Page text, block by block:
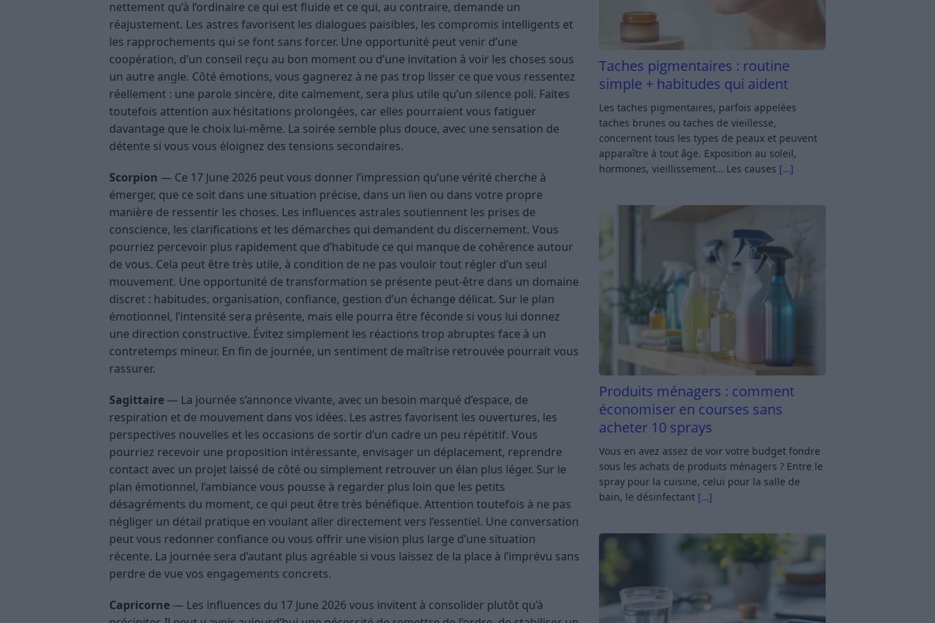
nettement qu’à l’ordinaire ce qui est fluide et ce qui, au contraire, demande un
réajustement. Les astres favorisent les dialogues paisibles, les compromis intelligents et
les rapprochements qui se font sans forcer. Une opportunité peut venir d’une
coopération, d’un conseil reçu au bon moment ou d’une invitation à voir les choses sous
un autre angle. Côté émotions, vous gagnerez à ne pas trop lisser ce que vous ressentez
réellement : une parole sincère, dite calmement, sera plus utile qu’un silence poli. Faites
toutefois attention aux hésitations prolongées, car elles pourraient vous fatiguer
davantage que le choix lui-même. La soirée semble plus douce, avec une sensation de
détente si vous vous éloignez des tensions secondaires.
Scorpion — Ce 17 June 2026 peut vous donner l’impression qu’une vérité cherche à
émerger, que ce soit dans une situation précise, dans un lien ou dans votre propre
manière de ressentir les choses. Les influences astrales soutiennent les prises de
conscience, les clarifications et les démarches qui demandent du discernement. Vous
pourriez percevoir plus rapidement que d’habitude ce qui manque de cohérence autour
de vous. Cela peut être très utile, à condition de ne pas vouloir tout régler d’un seul
mouvement. Une opportunité de transformation se présente peut-être dans un domaine
discret : habitudes, organisation, confiance, gestion d’un échange délicat. Sur le plan
émotionnel, l’intensité sera présente, mais elle pourra être féconde si vous lui donnez
une direction constructive. Évitez simplement les réactions trop abruptes face à un
contretemps mineur. En fin de journée, un sentiment de maîtrise retrouvée pourrait vous
rassurer.
Sagittaire — La journée s’annonce vivante, avec un besoin marqué d’espace, de
respiration et de mouvement dans vos idées. Les astres favorisent les ouvertures, les
perspectives nouvelles et les occasions de sortir d’un cadre un peu répétitif. Vous
pourriez recevoir une proposition intéressante, envisager un déplacement, reprendre
contact avec un projet laissé de côté ou simplement retrouver un élan plus léger. Sur le
plan émotionnel, l’ambiance vous pousse à regarder plus loin que les petits
désagréments du moment, ce qui peut être très bénéfique. Attention toutefois à ne pas
négliger un détail pratique en voulant aller directement vers l’essentiel. Une conversation
peut vous redonner confiance ou vous offrir une vision plus large d’une situation
récente. La journée sera d’autant plus agréable si vous laissez de la place à l’imprévu sans
perdre de vue vos engagements concrets.
Capricorne — Les influences du 17 June 2026 vous invitent à consolider plutôt qu’à
Taches pigmentaires : routine
simple + habitudes qui aident
Les taches pigmentaires, parfois appelées
taches brunes ou taches de vieillesse,
concernent tous les types de peaux et peuvent
apparaître à tout âge. Exposition au soleil,
hormones, vieillissement… Les causes […]
Produits ménagers : comment
économiser en courses sans
acheter 10 sprays
Vous en avez assez de voir votre budget fondre
sous les achats de produits ménagers ? Entre le
spray pour la cuisine, celui pour la salle de
bain, le désinfectant […]